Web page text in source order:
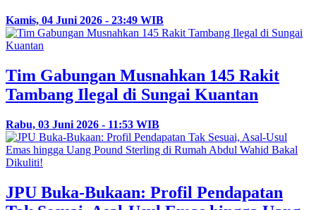
Kamis, 04 Juni 2026 - 23:49 WIB
Tim Gabungan Musnahkan 145 Rakit
Tambang Ilegal di Sungai Kuantan
Rabu, 03 Juni 2026 - 11:53 WIB
JPU Buka-Bukaan: Profil Pendapatan